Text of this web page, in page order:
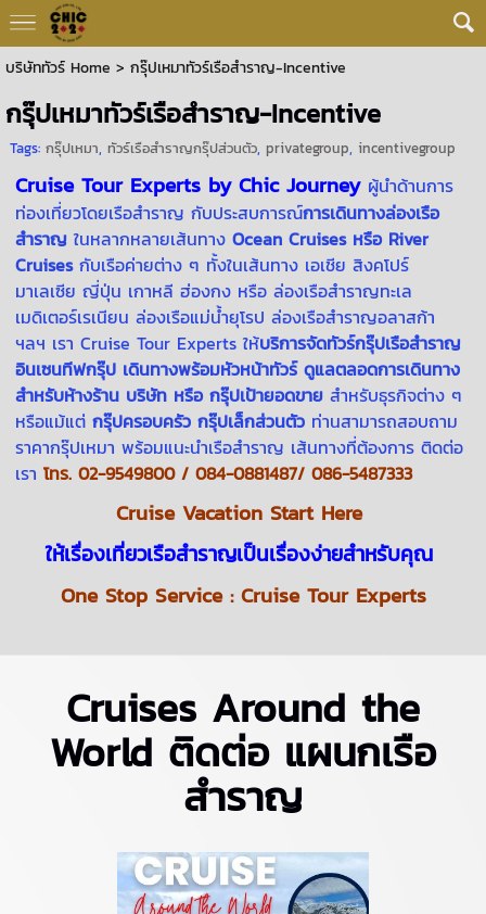
บริษัททัวร์ Home > กรุ๊ปเหมาทัวร์เรือสำราญ-Incentive
กรุ๊ปเหมาทัวร์เรือสำราญ-Incentive
Tags: กรุ๊ปเหมา, ทัวร์เรือสำราญกรุ๊ปส่วนตัว, privategroup, incentivegroup
Cruise Tour Experts by Chic Journey ผู้นำด้านการ
ท่องเที่ยวโดยเรือสำราญ กับประสบการณ์การเดินทางล่องเรือ
สำราญ ในหลากหลายเส้นทางOcean Cruises หรือ River
Cruisesกับเรือค่ายต่าง ๆ ทั้งในเส้นทาง เอเชีย สิงคโปร์
มาเลเซีย ญี่ปุ่น เกาหลี ฮ่องกง หรือ ล่องเรือสำราญทะเล
เมดิเตอร์เรเนียน ล่องเรือแม่น้ำยุโรป ล่องเรือสำราญอลาสก้า
ฯลฯ เรา Cruise Tour Experts ให้บริการจัดทัวร์กรุ๊ปเรือสำราญ
อินเซนทีฟกรุ๊ป เดินทางพร้อมหัวหน้าทัวร์ ดูแลตลอดการเดินทาง
สำหรับห้างร้าน บริษัท หรือ กรุ๊ปเป้ายอดขาย สำหรับธุรกิจต่าง ๆ
หรือแม้แต่กรุ๊ปครอบครัว กรุ๊ปเล็กส่วนตัว ท่านสามารถสอบถาม
ราคากรุ๊ปเหมา พร้อมแนะนำเรือสำราญ เส้นทางที่ต้องการ ติดต่อ
เราโทร. 02-9549800 / 084-0881487/ 086-5487333
Cruise Vacation Start Here
ให้เรื่องเที่ยวเรือสำราญเป็นเรื่องง่ายสำหรับคุณ
One Stop Service : Cruise Tour Experts
Cruises Around the
World ติดต่อ แผนกเรือ
สำราญ